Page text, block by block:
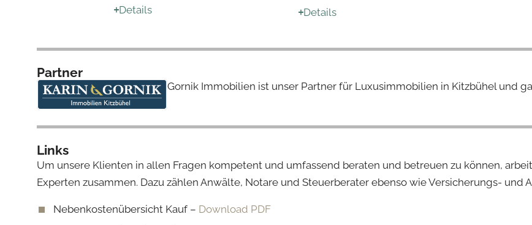
Details
Details
Partner
Gornik Immobilien ist unser Partner für Luxusimmobilien in Kitzbühel und
Links
Um unsere Klienten in allen Fragen kompetent und umfassend beraten und betreuen zu können,
Experten zusammen. Dazu zählen Anwälte, Notare und Steuerberater ebenso wie Versicherungs- und
Nebenkostenübersicht Kauf – Download PDF